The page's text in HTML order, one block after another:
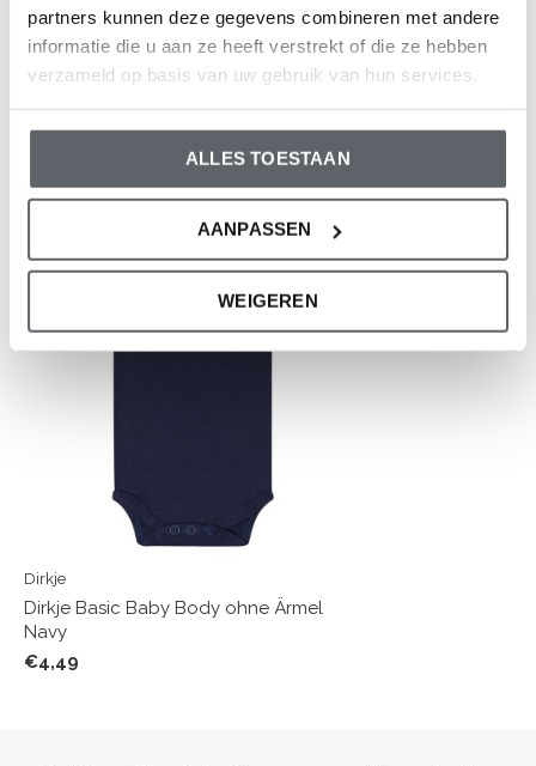
partners kunnen deze gegevens combineren met andere
informatie die u aan ze heeft verstrekt of die ze hebben
verzameld op basis van uw gebruik van hun services.
ALLES TOESTAAN
AANPASSEN
WEIGEREN
Bewertungen
0/ 5
Neueste Artikel
Dirkje
Dirkje Basic Baby Body ohne Ärmel
Navy
€4,49